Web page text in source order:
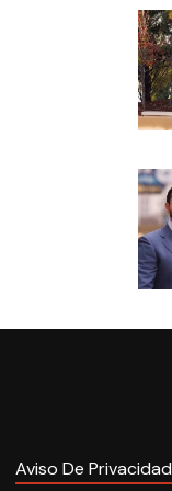
Aviso De Privacidad